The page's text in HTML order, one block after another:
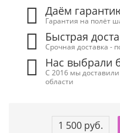
Даём
Гарантия на полёт
Быстрая
Срочная доставка -
Нас выбрали
С 2016 мы
области
1 500 руб.